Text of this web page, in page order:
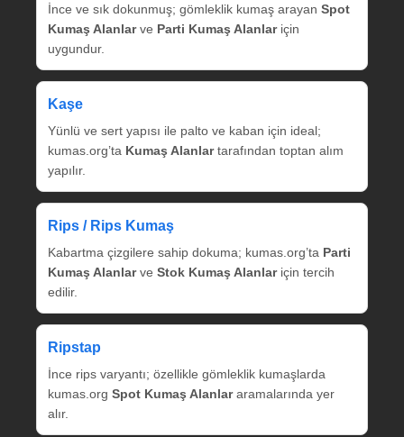
İnce ve sık dokunmuş; gömleklik kumaş arayan Spot
Kumaş Alanlarve Parti Kumaş Alanlariçin
uygundur.
Kaşe
Yünlü ve sert yapısı ile palto ve kaban için ideal;
kumas.org’ta Kumaş Alanlartarafından toptan alım
yapılır.
Rips / Rips Kumaş
Kabartma çizgilere sahip dokuma; kumas.org’ta Parti
Kumaş Alanlarve Stok Kumaş Alanlariçin tercih
edilir.
Ripstap
İnce rips varyantı; özellikle gömleklik kumaşlarda
kumas.org Spot Kumaş Alanlararamalarında yer
alır.